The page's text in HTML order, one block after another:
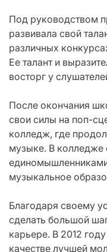
Под руководством
развивала свой
различных
Ее талант и
восторг у
После окончания
свои силы на поп-
колледж, где
музыке. В колледже
музыкальное
Благодаря своему
сделать большой
карьере. В 2012
качестве лучшей